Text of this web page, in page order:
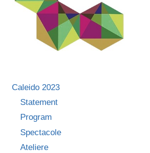
Caleido 2023
Statement
Program
Spectacole
Ateliere